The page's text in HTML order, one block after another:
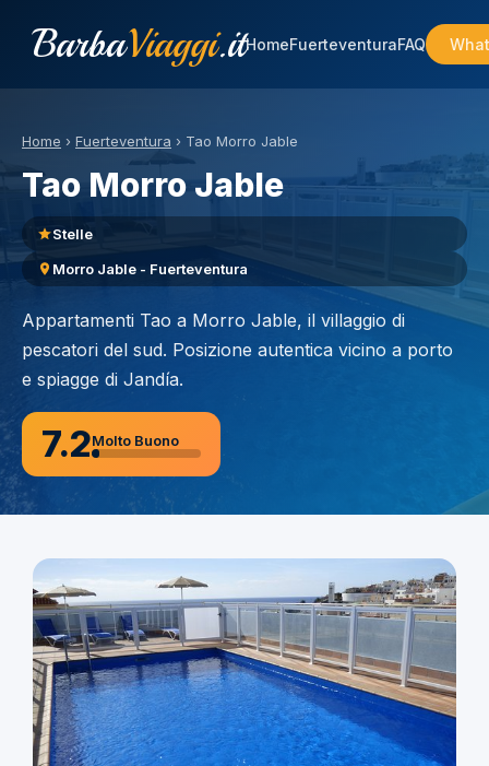
BarbaViaggi.itHomeFuerteventuraFAQ
Home › Fuerteventura › Tao Morro Jable
Tao Morro Jable
Stelle
Morro Jable - Fuerteventura
Appartamenti Tao a Morro Jable, il villaggio di
pescatori del sud. Posizione autentica vicino a porto
e spiagge di Jandía.
7.2Molto Buono